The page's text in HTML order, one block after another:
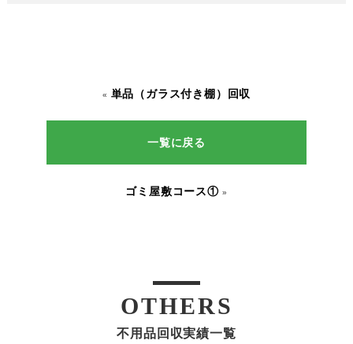
« 単品（ガラス付き棚）回収
一覧に戻る
ゴミ屋敷コース①»
OTHERS
不用品回収実績一覧